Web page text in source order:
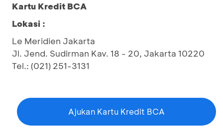
Kartu Kredit BCA
Lokasi :
Le Meridien Jakarta
Jl. Jend. Sudirman Kav. 18 - 20, Jakarta 10220
Tel.: (021) 251-3131
Ajukan Kartu Kredit BCA